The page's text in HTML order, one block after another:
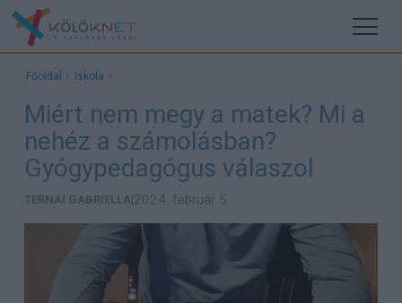
Főoldal › Iskola ›
Miért nem megy a matek? Mi a
nehéz a számolásban?
Gyógypedagógus válaszol
TERNAI GABRIELLA|2024. február 5.